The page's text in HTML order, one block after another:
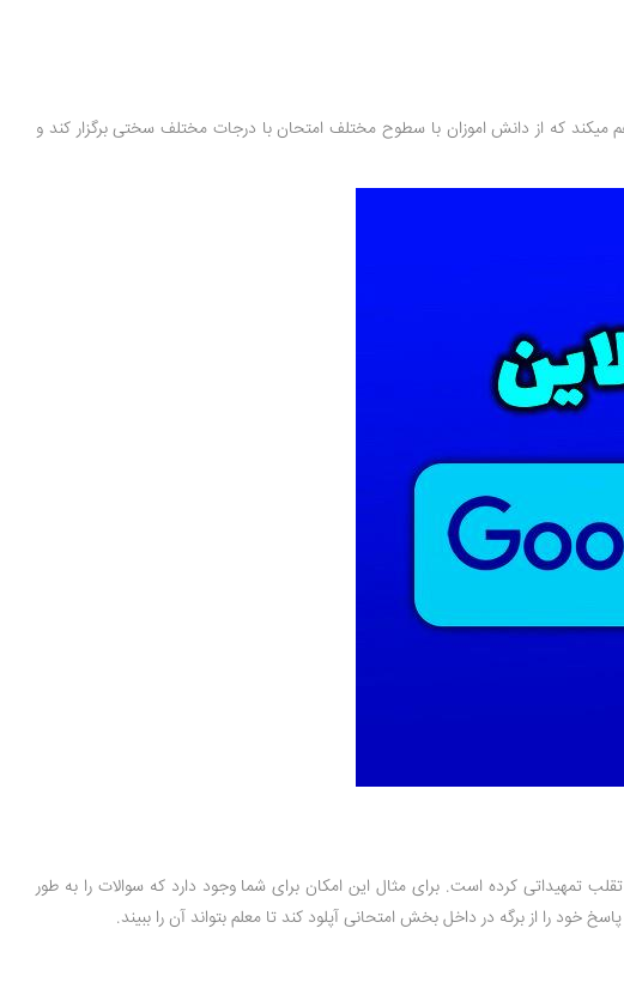
میکند که از دانش اموزان با سطوح مختلف امتحان با درجات مختلف سختی برگزار کند و
تمهیداتی کرده است. برای مثال این امکان برای شما وجود دارد که سوالات را به طور
را از برگه در داخل بخش امتحانی آپلود کند تا معلم بتواند آن را ببیند.